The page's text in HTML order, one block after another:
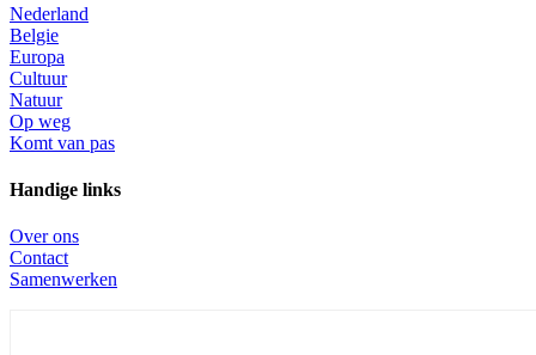
Nederland
Belgie
Europa
Cultuur
Natuur
Op weg
Komt van pas
Handige links
Over ons
Contact
Samenwerken